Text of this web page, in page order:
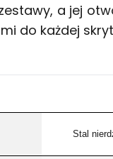
a jej
do każdej
Stal